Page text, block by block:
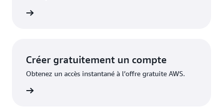
Créer gratuitement un compte
Obtenez un accès instantané à l’offre gratuite AWS.